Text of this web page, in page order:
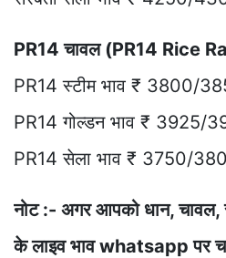
PR14 चावल (PR14 Rice
PR14 स्टीम भाव ₹ 3800/
PR14 गोल्डन भाव ₹ 3925/
PR14 सेला भाव ₹ 3750/
नोट :- अगर आपको धान, चावल,
के लाइव भाव whatsapp पर